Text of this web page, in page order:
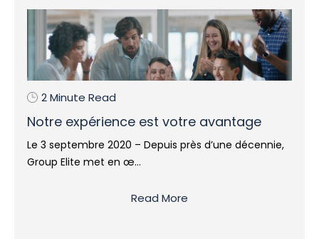
décennie,
4 Minute Read
Les quatre piliers d’une évaluation
complète des besoins d’un centre
d’appels
besoins d’un centre d’appels, ...